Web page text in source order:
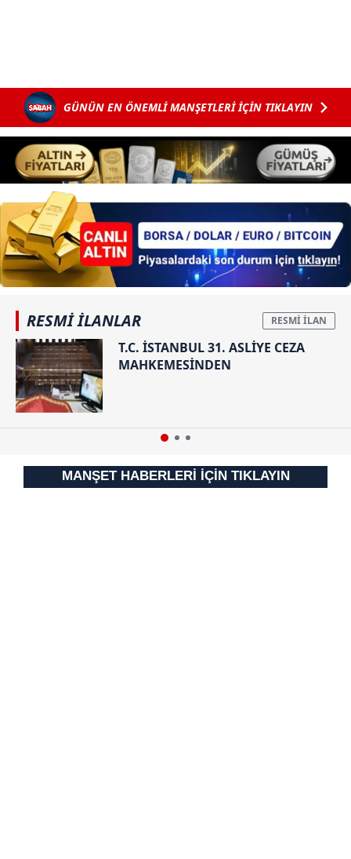
kullanılmaktadır. Diğer çerezler, sitemizin daha işlevsel
kılınması ve kişiselleştirilmesi ve sizlere yönelik
reklam/pazarlama faaliyetlerinin yapılması, amaçlarıyla
sınırlı olarak açık rızanız dahilinde kullanılacaktır.
Çerezlere ilişkin tercihlerinizi aşağıda yer alan panel
vasıtasıyla belirleyebilirsiniz. Çerezlere ilişkin detaylı bilgi
için Ayarlar butonuna tıklayabilir,Çerez Bilgilendirme
Metnimiziziyaret edebilirsiniz.
6698 sayılı Kişisel Verilerin Korunması Kanunu uyarınca
ilgili mevzuata uygun olarak kullanılan çerezlerle ilgili bilgi
almak için lütfen
GÜNÜN EN ÖNEMLİ MANŞETLERİ İÇİN TIKLAYIN
RESMİ İLANLAR
T.C. İSTANBUL 31. ASLİYE CEZA
MAHKEMESİNDEN
MANŞET HABERLERİ İÇİN TIKLAYIN